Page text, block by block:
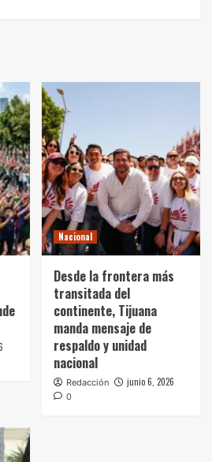
Nacional
Desde la frontera más
transitada del
continente, Tijuana
manda mensaje de
respaldo y unidad
nacional
Redacción junio 6, 2026
0